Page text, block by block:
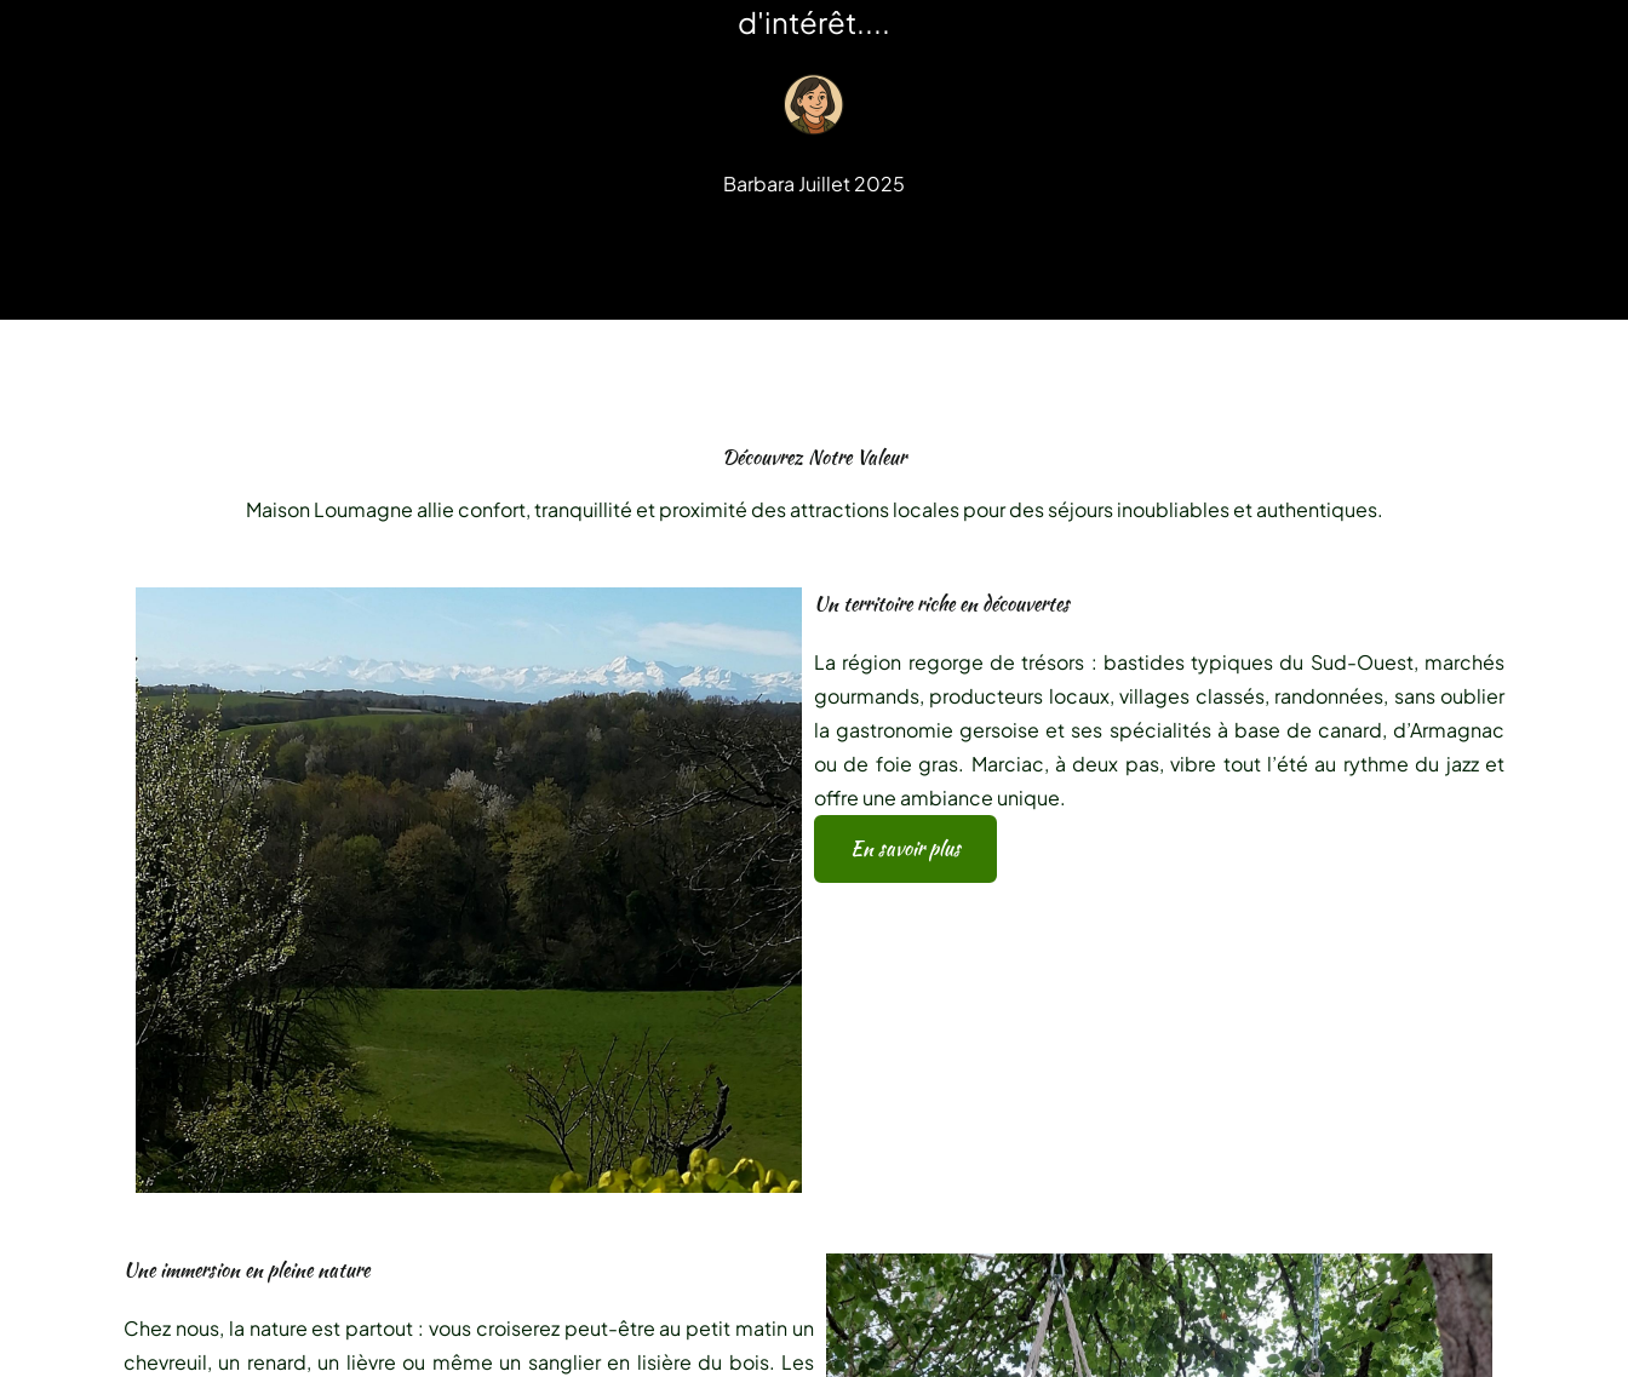
d'intérêt....
Barbara Juillet 2025
Découvrez Notre Valeur
Maison Loumagne allie confort, tranquillité et proximité des attractions locales pour des séjours inoubliables et authentiques.
Un territoire riche en découvertes
La région regorge de trésors : bastides typiques du Sud-Ouest, marchés
gourmands, producteurs locaux, villages classés, randonnées, sans oublier
la gastronomie gersoise et ses spécialités à base de canard, d’Armagnac
ou de foie gras. Marciac, à deux pas, vibre tout l’été au rythme du jazz et
offre une ambiance unique.
En savoir plus
Une immersion en pleine nature
Chez nous, la nature est partout : vous croiserez peut-être au petit matin un
chevreuil, un renard, un lièvre ou même un sanglier en lisière du bois. Les